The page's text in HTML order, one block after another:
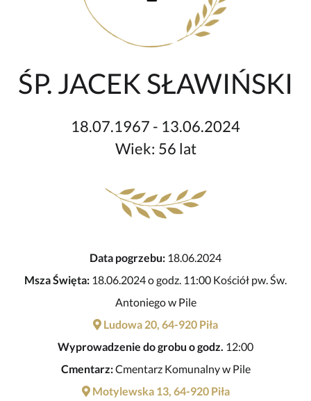
ŚP. JACEK SŁAWIŃSKI
18.07.1967 - 13.06.2024
Wiek: 56 lat
Data pogrzebu: 18.06.2024
Msza Święta: 18.06.2024 o godz. 11:00 Kościół pw. Św.
Antoniego w Pile
Ludowa 20, 64-920 Piła
Wyprowadzenie do grobu o godz. 12:00
Cmentarz:Cmentarz Komunalny w Pile
Motylewska 13, 64-920 Piła